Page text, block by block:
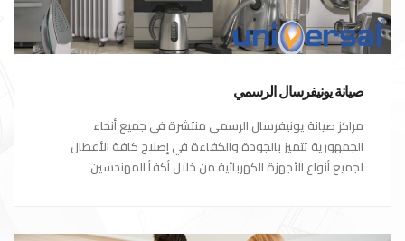
صيانة يونيفرسال الرسمي
مراكز صيانة يونيفرسال الرسمي منتشرة في جميع أنحاء
الجمهورية تتميز بالجودة والكفاءة في إصلاح كافة الأعطال
لجميع أنواع الأجهزة الكهربائية من خلال أكفأ المهندسين